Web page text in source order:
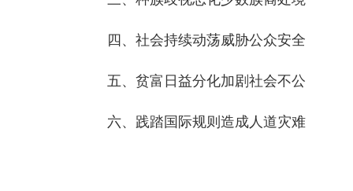
四、社会持续动荡威胁公众安全
五、贫富日益分化加剧社会不公
六、践踏国际规则造成人道灾难